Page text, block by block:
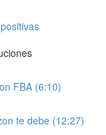
FBA (6:10)
te debe (12:27)